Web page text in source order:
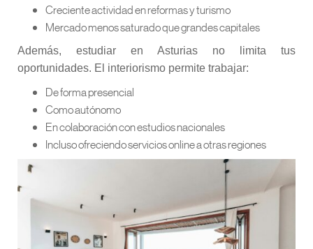
Creciente actividad en reformas y turismo
Mercado menos saturado que grandes capitales
Además, estudiar en Asturias no limita tus
oportunidades. El interiorismo permite trabajar:
De forma presencial
Como autónomo
En colaboración con estudios nacionales
Incluso ofreciendo servicios online a otras regiones